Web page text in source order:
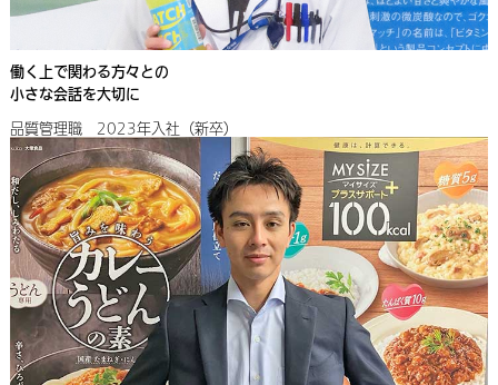
働く上で関わる方々との
小さな会話を大切に
品質管理職 2023年入社（新卒）